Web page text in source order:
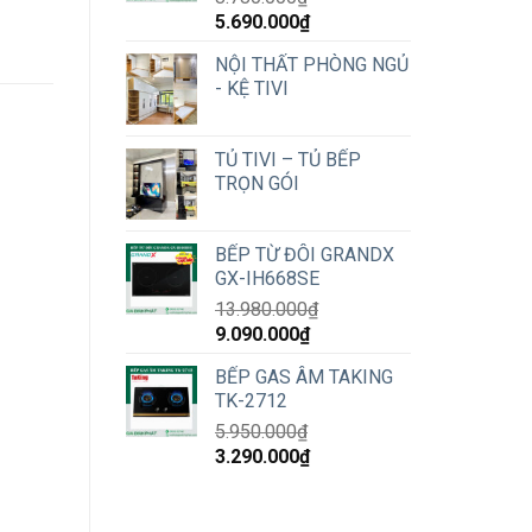
Original
was:
8.780.000₫.
5.690.000₫Current
is:
NỘI THẤT PHÒNG NGỦ
- KỆ TIVI
TỦ TIVI – TỦ BẾP
TRỌN GÓI
BẾP TỪ ĐÔI GRANDX
GX-IH668SE
13.980.000₫
Original
was:
13.980.000₫.
9.090.000₫Current
is:
BẾP GAS ÂM TAKING
TK-2712
5.950.000₫
Original
3.290.000₫Current